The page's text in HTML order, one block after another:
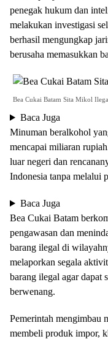
penegak hukum dan
melakukan investigasi
berhasil mengungkap
berusaha memasukkan
Bea Cukai Batam Sita Mikol
Baca Juga
Minuman beralkohol
mencapai miliaran
luar negeri dan
Indonesia tanpa melalui
Baca Juga
Bea Cukai Batam
pengawasan dan
barang ilegal di
melaporkan segala
barang ilegal agar dapat
berwenang.
Pemerintah mengimbau
membeli produk impor,